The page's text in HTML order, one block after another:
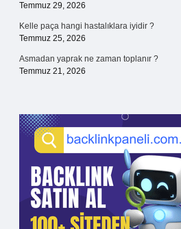
Temmuz 29, 2026
Kelle paça hangi hastalıklara iyidir ?
Temmuz 25, 2026
Asmadan yaprak ne zaman toplanır ?
Temmuz 21, 2026